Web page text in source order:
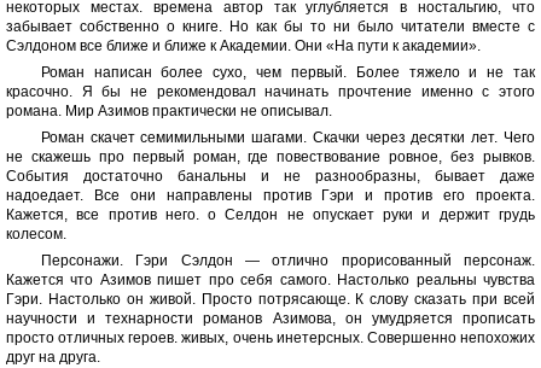
некоторых местах. времена автор так углубляется в ностальгию, что
забывает собственно о книге. Но как бы то ни было читатели вместе с
Сэлдоном все ближе и ближе к Академии. Они «На пути к академии».
Роман написан более сухо, чем первый. Более тяжело и не так
красочно. Я бы не рекомендовал начинать прочтение именно с этого
романа. Мир Азимов практически не описывал.
Роман скачет семимильными шагами. Скачки через десятки лет. Чего
не скажешь про первый роман, где повествование ровное, без рывков.
События достаточно банальны и не разнообразны, бывает даже
надоедает. Все они направлены против Гэри и против его проекта.
Кажется, все против него. о Селдон не опускает руки и держит грудь
колесом.
Персонажи. Гэри Сэлдон — отлично прорисованный персонаж.
Кажется что Азимов пишет про себя самого. Настолько реальны чувства
Гэри. Настолько он живой. Просто потрясающе. К слову сказать при всей
научности и технарности романов Азимова, он умудряется прописать
просто отличных героев. живых, очень инетерсных. Совершенно непохожих
друг на друга.